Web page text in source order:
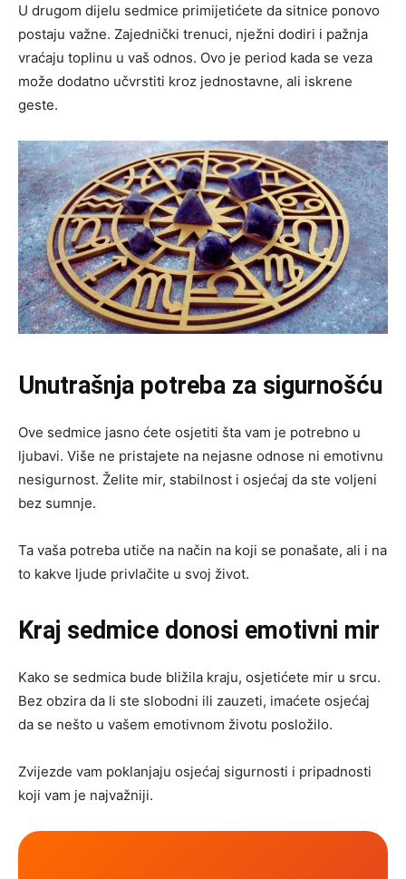
U drugom dijelu sedmice primijetićete da sitnice ponovo
postaju važne. Zajednički trenuci, nježni dodiri i pažnja
vraćaju toplinu u vaš odnos. Ovo je period kada se veza
može dodatno učvrstiti kroz jednostavne, ali iskrene
geste.
Unutrašnja potreba za sigurnošću
Ove sedmice jasno ćete osjetiti šta vam je potrebno u
ljubavi. Više ne pristajete na nejasne odnose ni emotivnu
nesigurnost. Želite mir, stabilnost i osjećaj da ste voljeni
bez sumnje.
Ta vaša potreba utiče na način na koji se ponašate, ali i na
to kakve ljude privlačite u svoj život.
Kraj sedmice donosi emotivni mir
Kako se sedmica bude bližila kraju, osjetićete mir u srcu.
Bez obzira da li ste slobodni ili zauzeti, imaćete osjećaj
da se nešto u vašem emotivnom životu posložilo.
Zvijezde vam poklanjaju osjećaj sigurnosti i pripadnosti
koji vam je najvažniji.